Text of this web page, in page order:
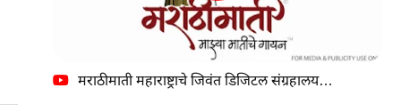
मराठीमाती महाराष्ट्राचे जिवंत डिजिटल संग्रहालय…